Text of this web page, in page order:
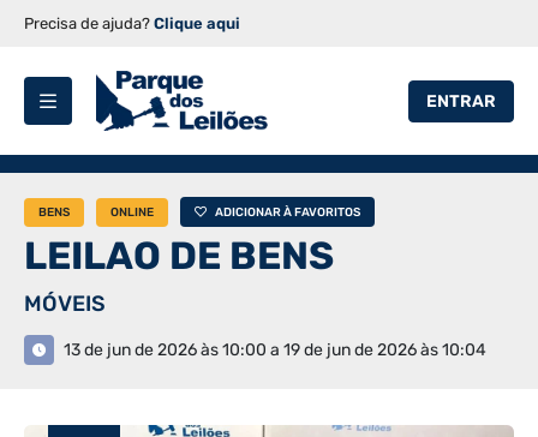
Precisa de ajuda? Clique aqui
ENTRAR
BENS ONLINE ADICIONAR À FAVORITOS
LEILAO DE BENS
MÓVEIS
13 de jun de 2026 às 10:00 a 19 de jun de 2026 às 10:04